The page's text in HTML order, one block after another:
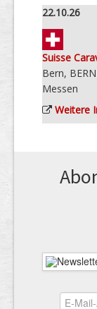
22.10.26
Suisse
Bern,
Messen
Weitere